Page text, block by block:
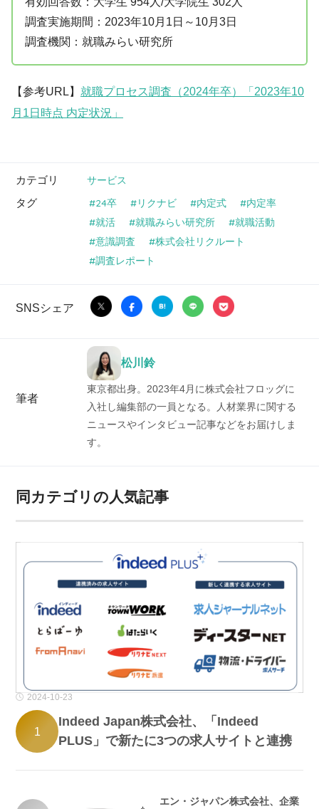
調査実施期間：2023年10月1日～10月3日
調査機関：就職みらい研究所
【参考URL】 就職プロセス調査（2024年卒）「2023年10
月1日時点 内定状況」
カテゴリ サービス
タグ 24卒 リクナビ 内定式
内定率
就活
就職みらい研究所
就職活動
意識調査
株式会社リクルート
調査レポート
SNSシェア
筆者
松川鈴
東京都出身。2023年4月に株式会社フロッグに
入社し編集部の一員となる。人材業界に関する
ニュースやインタビュー記事などをお届けしま
す。
同カテゴリの人気記事
2024-10-23
1
Indeed Japan株式会社、「Indeed
PLUS」で新たに3つの求人サイトと連携
エン・ジャパン株式会社、企業